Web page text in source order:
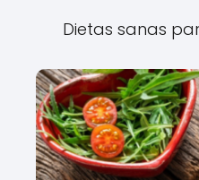
Dietas sanas